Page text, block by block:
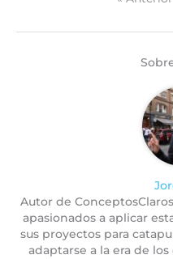
Autor de
apasionados a aplicar
sus proyectos para
adaptarse a la era de los